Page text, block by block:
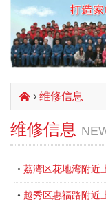
󰄫 › 维修信息
维修信息
• 荔湾区花地湾附近
• 越秀区惠福路附近